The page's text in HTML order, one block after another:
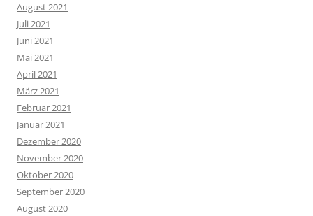
August 2021
Juli 2021
Juni 2021
Mai 2021
April 2021
März 2021
Februar 2021
Januar 2021
Dezember 2020
November 2020
Oktober 2020
September 2020
August 2020